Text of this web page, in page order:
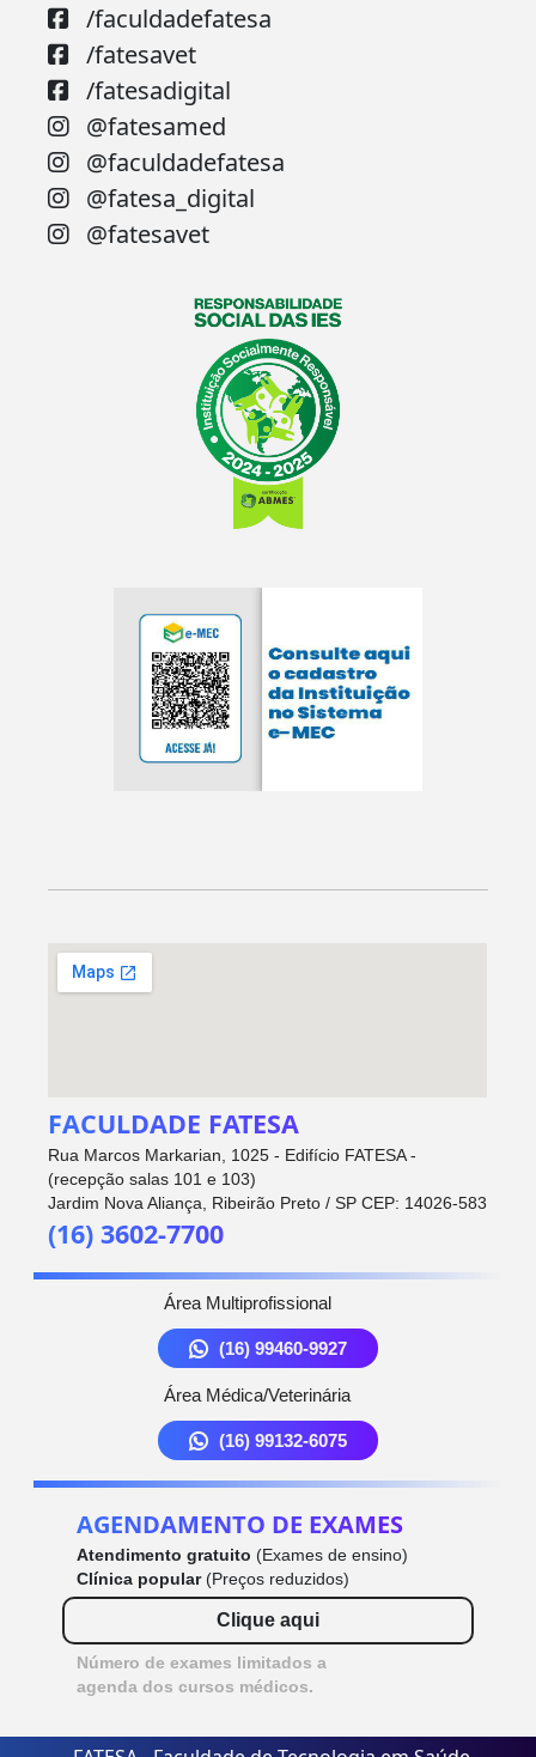
/faculdadefatesa
/fatesavet
/fatesadigital
@fatesamed
@faculdadefatesa
@fatesa_digital
@fatesavet
FACULDADE FATESA
Rua Marcos Markarian, 1025 - Edifício FATESA -
(recepção salas 101 e 103)
Jardim Nova Aliança, Ribeirão Preto / SP CEP: 14026-583
(16) 3602-7700
Área Multiprofissional
(16) 99460-9927
Área Médica/Veterinária
(16) 99132-6075
AGENDAMENTO DE EXAMES
Atendimento gratuito (Exames de ensino)
Clínica popular(Preços reduzidos)
Clique aqui
Número de exames limitados a
agenda dos cursos médicos.